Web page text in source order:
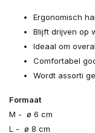
Ergonomisch
Blijft drijven op
Ideaal om
Comfortabel
Wordt assorti
Formaat
M - ø 6 cm
L - ø 8 cm